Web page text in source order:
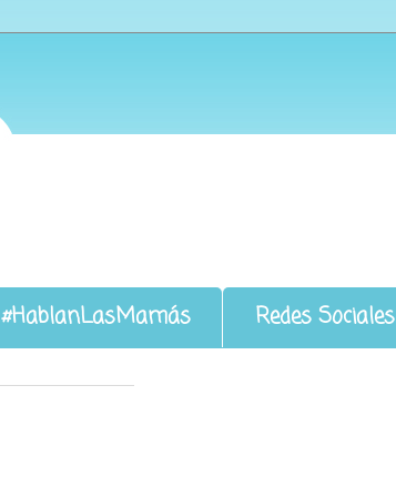
#HablanLasMamás Redes Sociales